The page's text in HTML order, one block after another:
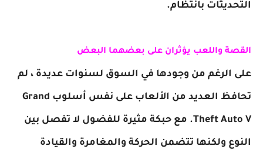
التحديثات بانتظام.
القصة واللعب يؤثران على بعضهما البعض
على الرغم من وجودها في السوق لسنوات عديدة ، لم
تحافظ العديد من الألعاب على نفس أسلوب Grand
Theft Auto V. مع حبكة مثيرة للفضول لا تفصل بين
النوع ولكنها تتضمن الحركة والمغامرة والقيادة